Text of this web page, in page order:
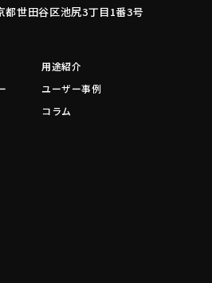
都世田谷区池尻3丁目1番3号
用途紹介
ユーザー事例
コラム